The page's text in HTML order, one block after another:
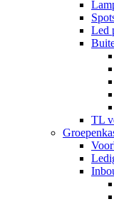
Led
TL